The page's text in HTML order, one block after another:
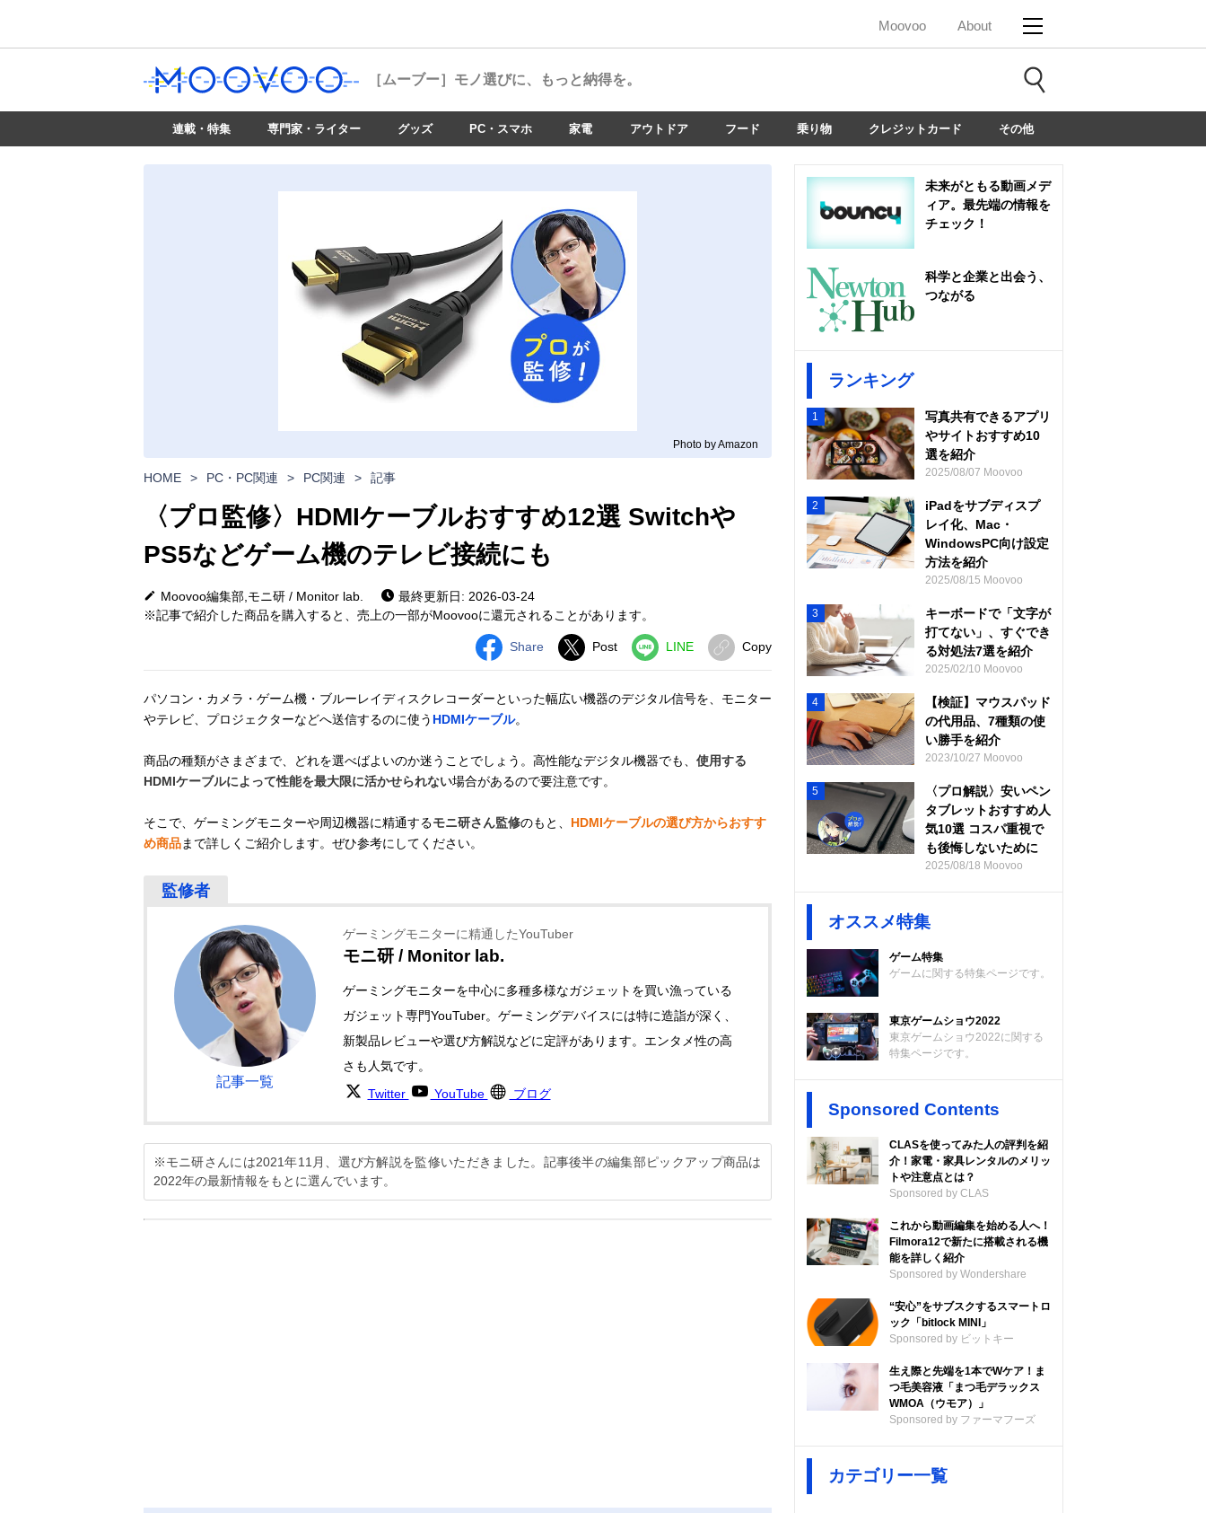
Moovoo About
［ムーブー］ モノ選びに、もっと納得を。
連載・特集 専門家・ライター グッズ PC・スマホ 家電 アウトドア フード 乗り物 クレジットカード その他
Photo by Amazon
HOME > PC・PC関連 > PC関連 > 記事
〈プロ監修〉HDMIケーブルおすすめ12選 Switchや
PS5などゲーム機のテレビ接続にも
Moovoo編集部,モニ研 / Monitor lab.
最終更新日: 2026-03-24
※記事で紹介した商品を購入すると、売上の一部がMoovooに還元されることがあります。
Share Post LINE Copy
パソコン・カメラ・ゲーム機・ブルーレイディスクレコーダーといった幅広い機器のデジタル信号を、モニター
やテレビ、プロジェクターなどへ送信するのに使う HDMIケーブル。
商品の種類がさまざまで、どれを選べばよいのか迷うことでしょう。高性能なデジタル機器でも、 使用する
HDMIケーブルによって性能を最大限に活かせられない場合があるので要注意です。
そこで、ゲーミングモニターや周辺機器に精通するモニ研さん監修のもと、 HDMIケーブルの選び方からおすす
め商品まで詳しくご紹介します。ぜひ参考にしてください。
記事一覧
ゲーミングモニターに精通したYouTuber
モニ研 / Monitor lab.
ゲーミングモニターを中心に多種多様なガジェットを買い漁っている
ガジェット専門YouTuber。ゲーミングデバイスには特に造詣が深く、
新製品レビューや選び方解説などに定評があります。エンタメ性の高
さも人気です。
Twitter
YouTube ブログ
※モニ研さんには2021年11月、選び方解説を監修いただきました。記事後半の編集部ピックアップ商品は
2022年の最新情報をもとに選んでいます。
未来がともる動画メデ
ィア。最先端の情報を
チェック！
科学と企業と出会う、
つながる
ランキング
1
写真共有できるアプリ
やサイトおすすめ10
選を紹介
2025/08/07 Moovoo
2
iPadをサブディスプ
レイ化、Mac・
WindowsPC向け設定
方法を紹介
2025/08/15 Moovoo
3
キーボードで「文字が
打てない」、すぐでき
る対処法7選を紹介
2025/02/10 Moovoo
4
【検証】マウスパッド
の代用品、7種類の使
い勝手を紹介
2023/10/27 Moovoo
5
〈プロ解説〉安いペン
タブレットおすすめ人
気10選 コスパ重視で
も後悔しないために
2025/08/18 Moovoo
オススメ特集
ゲーム特集
ゲームに関する特集ページです。
東京ゲームショウ2022
東京ゲームショウ2022に関する
特集ページです。
Sponsored Contents
CLASを使ってみた人の評判を紹
介！家電・家具レンタルのメリッ
トや注意点とは？
Sponsored by CLAS
これから動画編集を始める人へ！
Filmora12で新たに搭載される機
能を詳しく紹介
Sponsored by Wondershare
“安心”をサブスクするスマートロ
ック「bitlock MINI」
Sponsored by ビットキー
生え際と先端を1本でWケア！ま
つ毛美容液「まつ毛デラックス
WMOA（ウモア）」
Sponsored by ファーマフーズ
カテゴリー一覧